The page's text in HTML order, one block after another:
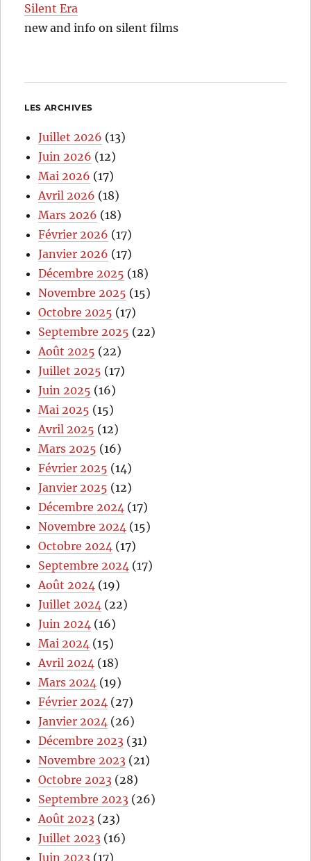
Silent Era
new and info on silent films
LES ARCHIVES
Juillet 2026 (13)
Juin 2026 (12)
Mai 2026 (17)
Avril 2026 (18)
Mars 2026 (18)
Février 2026 (17)
Janvier 2026 (17)
Décembre 2025 (18)
Novembre 2025 (15)
Octobre 2025 (17)
Septembre 2025 (22)
Août 2025 (22)
Juillet 2025 (17)
Juin 2025 (16)
Mai 2025 (15)
Avril 2025 (12)
Mars 2025 (16)
Février 2025 (14)
Janvier 2025 (12)
Décembre 2024 (17)
Novembre 2024 (15)
Octobre 2024 (17)
Septembre 2024 (17)
Août 2024 (19)
Juillet 2024 (22)
Juin 2024 (16)
Mai 2024 (15)
Avril 2024 (18)
Mars 2024 (19)
Février 2024 (27)
Janvier 2024 (26)
Décembre 2023 (31)
Novembre 2023 (21)
Octobre 2023 (28)
Septembre 2023 (26)
Août 2023 (23)
Juillet 2023 (16)
Juin 2023 (17)